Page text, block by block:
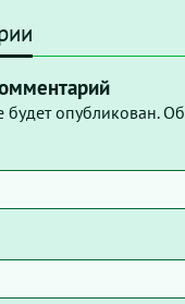
опубликован.